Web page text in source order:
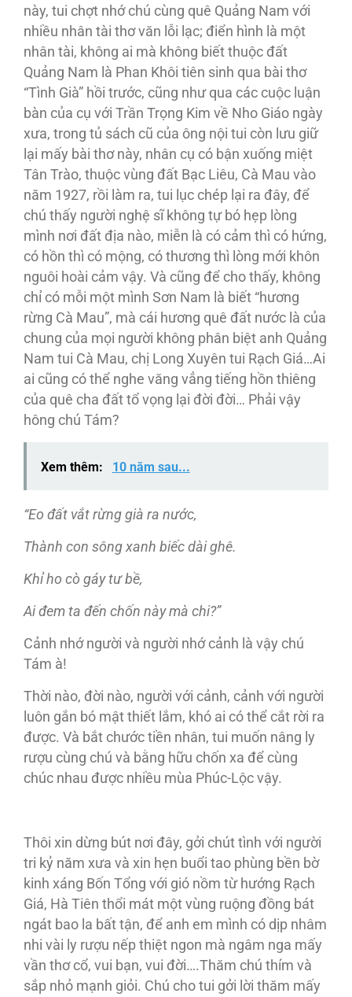
này, tui chợt nhớ chú cùng quê Quảng Nam với
nhiều nhân tài thơ văn lỗi lạc; điển hình là một
nhân tài, không ai mà không biết thuộc đất
Quảng Nam là Phan Khôi tiên sinh qua bài thơ
“Tình Già” hồi trước, cũng như qua các cuộc luận
bàn của cụ với Trần Trọng Kim về Nho Giáo ngày
xưa, trong tủ sách cũ của ông nội tui còn lưu giữ
lại mấy bài thơ này, nhân cụ có bận xuống miệt
Tân Trào, thuộc vùng đất Bạc Liêu, Cà Mau vào
năm 1927, rồi làm ra, tui lục chép lại ra đây, để
chú thấy người nghệ sĩ không tự bó hẹp lòng
mình nơi đất địa nào, miễn là có cảm thì có hứng,
có hồn thì có mộng, có thương thì lòng mới khôn
nguôi hoài cảm vậy. Và cũng để cho thấy, không
chỉ có mỗi một mình Sơn Nam là biết “hương
rừng Cà Mau”, mà cái hương quê đất nước là của
chung của mọi người không phân biệt anh Quảng
Nam tui Cà Mau, chị Long Xuyên tui Rạch Giá…Ai
ai cũng có thể nghe văng vẳng tiếng hồn thiêng
của quê cha đất tổ vọng lại đời đời… Phải vậy
hông chú Tám?
Xem thêm: 10 năm sau...
“Eo đất vắt rừng già ra nước,
Thành con sông xanh biếc dài ghê.
Khỉ ho cò gáy tư bề,
Ai đem ta đến chốn này mà chi?”
Cảnh nhớ người và người nhớ cảnh là vậy chú
Tám à!
Thời nào, đời nào, người với cảnh, cảnh với người
luôn gắn bó mật thiết lắm, khó ai có thể cắt rời ra
được. Và bắt chước tiền nhân, tui muốn nâng ly
rượu cùng chú và bằng hữu chốn xa để cùng
chúc nhau được nhiều mùa Phúc-Lộc vậy.
Thôi xin dừng bút nơi đây, gởi chút tình với người
tri kỷ năm xưa và xin hẹn buổi tao phùng bền bờ
kinh xáng Bốn Tổng với gió nồm từ hướng Rạch
Giá, Hà Tiên thổi mát một vùng ruộng đồng bát
ngát bao la bất tận, để anh em mình có dịp nhâm
nhi vài ly rượu nếp thiệt ngon mà ngâm nga mấy
vần thơ cổ, vui bạn, vui đời….Thăm chú thím và
sắp nhỏ mạnh giỏi. Chú cho tui gởi lời thăm mấy